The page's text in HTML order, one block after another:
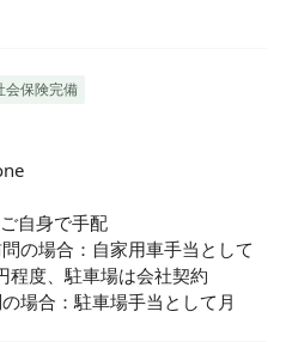
会保険完備
自身で手配
の場合：自家用車手当として
程度、駐車場は会社契約
場合：駐車場手当として月